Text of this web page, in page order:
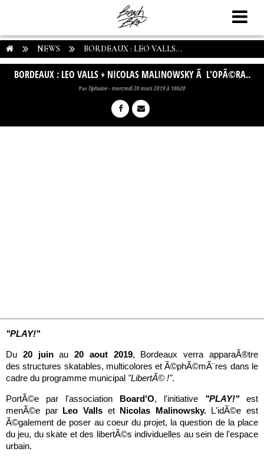
NEWS BORDEAUX : LEO VALLS...
BORDEAUX : LEO VALLS + NICOLAS MALINOWSKY Ã L'OPÃ©RA..
ParTiphaine-mercredi 20 mars 2019 à 10h20
"PLAY!"
Du 20 juinau20 aout 2019, Bordeaux verra apparaÃ®tre
des structures skatables, multicolores et Ã©phÃ©mÃ¨res dans le
cadre du programme municipal "LibertÃ© !".
PortÃ©e par l'association Board'O, l'initiative "PLAY!"est
menÃ©e par Leo Valls et Nicolas Malinowsky.L'idÃ©e est
Ã©galement de poser au coeur du projet, la question de la place
du jeu, du skate et des libertÃ©s individuelles au sein de l'espace
urbain.